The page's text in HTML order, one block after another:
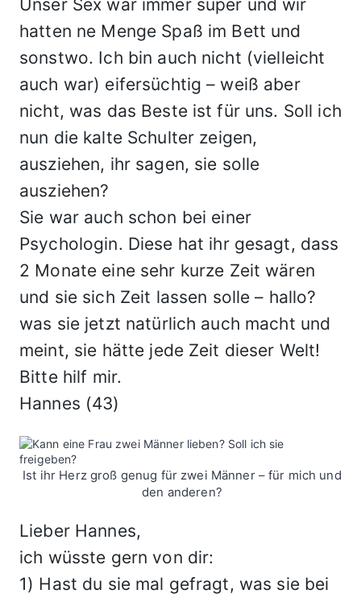
Unser Sex war immer super und wir
hatten ne Menge Spaß im Bett und
sonstwo. Ich bin auch nicht (vielleicht
auch war) eifersüchtig – weiß aber
nicht, was das Beste ist für uns. Soll ich
nun die kalte Schulter zeigen,
ausziehen, ihr sagen, sie solle
ausziehen?
Sie war auch schon bei einer
Psychologin. Diese hat ihr gesagt, dass
2 Monate eine sehr kurze Zeit wären
und sie sich Zeit lassen solle – hallo?
was sie jetzt natürlich auch macht und
meint, sie hätte jede Zeit dieser Welt!
Bitte hilf mir.
Hannes (43)
Ist ihr Herz groß genug für zwei Männer – für mich und
den anderen?
Lieber Hannes,
ich wüsste gern von dir:
1) Hast du sie mal gefragt, was sie bei